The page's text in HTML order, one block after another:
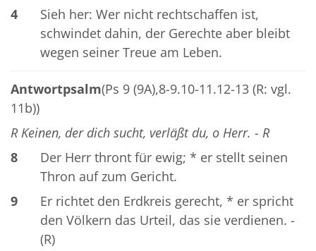
4
Sieh her: Wer nicht rechtschaffen ist,
schwindet dahin, der Gerechte aber bleibt
wegen seiner Treue am Leben.
Antwortpsalm(Ps 9 (9A),8-9.10-11.12-13 (R: vgl.
11b))
R Keinen, der dich sucht, verläßt du, o Herr. - R
8
Der Herr thront für ewig; * er stellt seinen
Thron auf zum Gericht.
9
Er richtet den Erdkreis gerecht, * er spricht
den Völkern das Urteil, das sie verdienen. -
(R)